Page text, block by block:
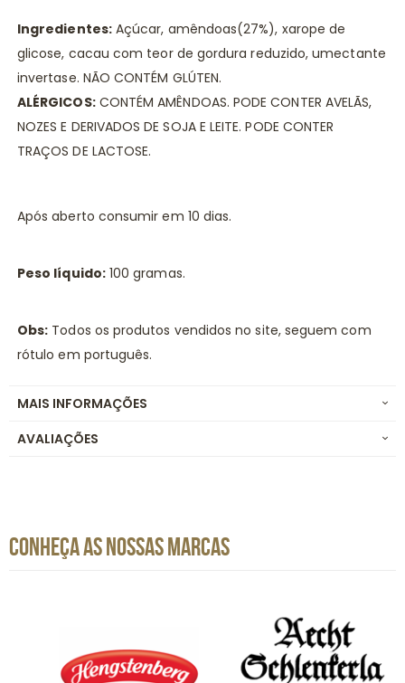
Ingredientes:Açúcar, amêndoas(27%), xarope de
glicose, cacau com teor de gordura reduzido, umectante
invertase. NÃO CONTÉM GLÚTEN.
ALÉRGICOS:CONTÉM AMÊNDOAS. PODE CONTER AVELÃS,
NOZES E DERIVADOS DE SOJA E LEITE. PODE CONTER
TRAÇOS DE LACTOSE.
Após aberto consumir em 10 dias.
Peso líquido:100 gramas.
Obs: Todos os produtos vendidos no site, seguem com
rótulo em português.
MAIS INFORMAÇÕES
AVALIAÇÕES
CONHEÇA AS NOSSAS MARCAS